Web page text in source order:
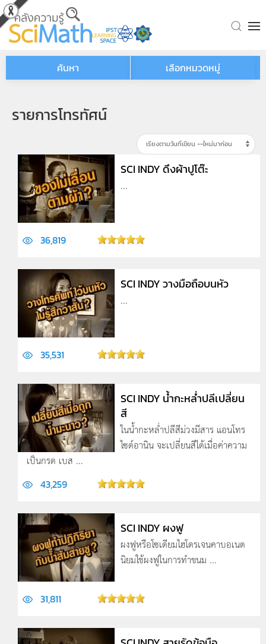
Skip to main content
ค้นหา เลือกหมวดหมู่
รายการโทรทัศน์
SCI INDY ดึงผ้าปูโต๊ะ
...
36,819
SCI INDY วางมือถือบนหัว
...
35,531
SCI INDY น้ำกะหล่ำปลีเปลี่ยน
สี
ในน้ำกะหล่ำปลีสีม่วงมีสาร แอนโทร
ไซด์อานิน จะเปลี่ยนสีได้เมื่อค่าความ
เป็นกรด เบส ...
43,259
SCI INDY ผงฟู
ผงฟูหรือโซเดียมไฮโดรเจนคาบอเนต
นิยมใช้ผงฟูในการทำขนม ...
31,811